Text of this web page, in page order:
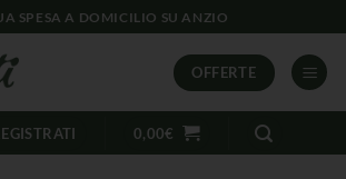
SPESA A DOMICILIO SU ANZIO
OFFERTE
0,00€